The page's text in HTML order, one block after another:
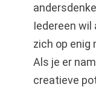
Iedereen wil
zich op enig
Als je er
creatieve